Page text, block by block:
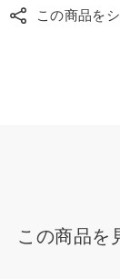
この商品を
この商品を